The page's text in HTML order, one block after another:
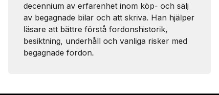
decennium av erfarenhet inom köp- och sälj
av begagnade bilar och att skriva. Han hjälper
läsare att bättre förstå fordonshistorik,
besiktning, underhåll och vanliga risker med
begagnade fordon.